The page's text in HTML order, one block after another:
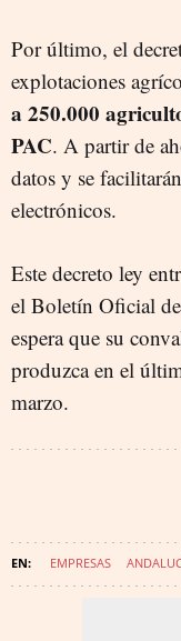
Por último, el
explotaciones
a 250.000
PAC. A partir de
datos y se
electrónicos.
Este decreto ley
el Boletín Oficial
espera que su
produzca en el
marzo.
EMPRESAS